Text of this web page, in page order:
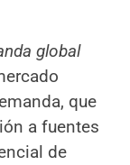
global
que
a fuentes
de